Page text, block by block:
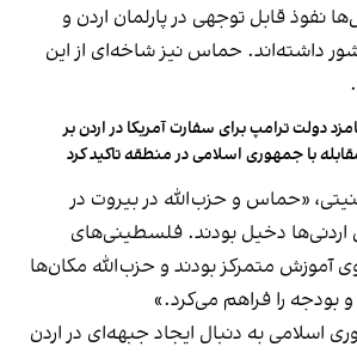
نفوذ قابل توجهی در پارلمان اردن و
داشته‌اند. حماس نیز شاخه‌ای از این
دولت ترامپ برای سفارت آمریکا در اردن بر
با جمهوری اسلامی در منطقه تاکید کرد
«حماس و حزب‌الله در بیروت در
اردنی‌ها دخیل بودند. فلسطینی‌های
آموزش متمرکز بودند و حزب‌الله مکان‌ها
را فراهم می‌کرد.»
اسلامی به دنبال ایجاد جبهه‌ای در اردن